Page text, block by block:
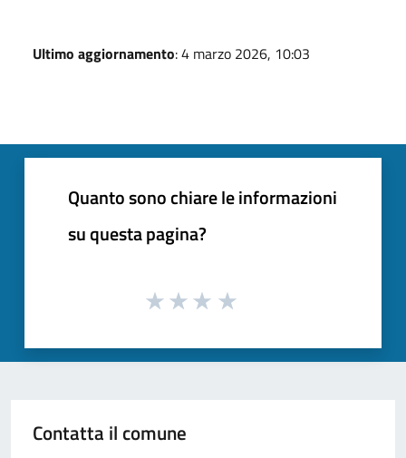
Ultimo aggiornamento: 4 marzo 2026, 10:03
Quanto sono chiare le informazioni
su questa pagina?
Contatta il comune